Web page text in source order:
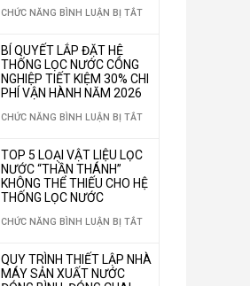
CHỨC NĂNG BÌNH LUẬN BỊ TẮTỞ
XỬ
CÔNG
NGHIỆP
THEO
BÍ QUYẾT LẮP ĐẶT HỆ
THỐNG LỌC NƯỚC CÔNG
NGHIỆP TIẾT KIỆM 30% CHI
PHÍ VẬN HÀNH NĂM 2026
CHỨC NĂNG BÌNH LUẬN BỊ TẮTỞ
LẮP
THỐNG
TOP 5 LOẠI VẬT LIỆU LỌC
NƯỚC “THẦN THÁNH”
KHÔNG THỂ THIẾU CHO HỆ
THỐNG LỌC NƯỚC
CHỨC NĂNG BÌNH LUẬN BỊ TẮTỞ
QUY TRÌNH THIẾT LẬP NHÀ
MÁY SẢN XUẤT NƯỚC